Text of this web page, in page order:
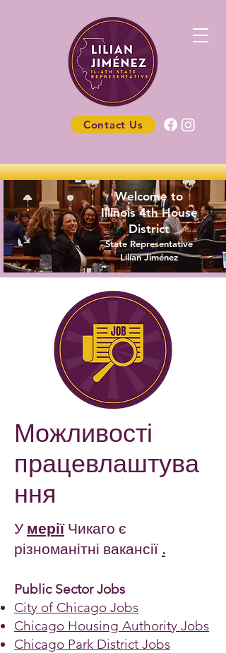
Welcome to
Illinois 4th House
District
State Representative
Lilian Jiménez
Contact Us
Можливості
працевлаштува
ння
У меріїЧикаго є
різноманітні вакансії .
Public Sector Jobs
City of Chicago Jobs
Chicago Housing Authority Jobs
Chicago Park District Jobs